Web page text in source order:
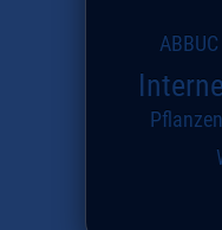
ABBUC